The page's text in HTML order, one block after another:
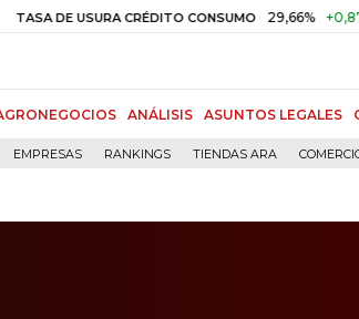
USURA CRÉDITO CONSUMO 29,66% +0,87%
ANÁLISIS ASUNTOS LEGALES
EMPRESAS RANKINGS TIENDAS ARA